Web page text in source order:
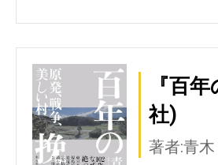
『百
社)
著者:青木